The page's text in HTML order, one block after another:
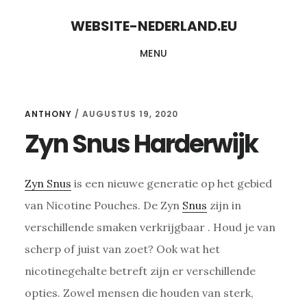
WEBSITE-NEDERLAND.EU
MENU
ANTHONY / AUGUSTUS 19, 2020
Zyn Snus Harderwijk
Zyn Snus is een nieuwe generatie op het gebied
van Nicotine Pouches. De Zyn Snus zijn in
verschillende smaken verkrijgbaar . Houd je van
scherp of juist van zoet? Ook wat het
nicotinegehalte betreft zijn er verschillende
opties. Zowel mensen die houden van sterk,